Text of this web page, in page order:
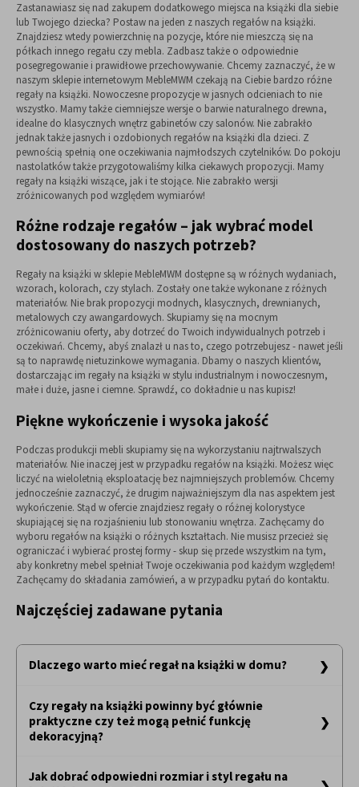
Zastanawiasz się nad zakupem dodatkowego miejsca na książki dla siebie
lub Twojego dziecka? Postaw na jeden z naszych regałów na książki.
Znajdziesz wtedy powierzchnię na pozycje, które nie mieszczą się na
półkach innego regału czy mebla. Zadbasz także o odpowiednie
posegregowanie i prawidłowe przechowywanie. Chcemy zaznaczyć, że w
naszym sklepie internetowym MebleMWM czekają na Ciebie bardzo różne
regały na książki. Nowoczesne propozycje w jasnych odcieniach to nie
wszystko. Mamy także ciemniejsze wersje o barwie naturalnego drewna,
idealne do klasycznych wnętrz gabinetów czy salonów. Nie zabrakło
jednak także jasnych i ozdobionych regałów na książki dla dzieci. Z
pewnością spełnią one oczekiwania najmłodszych czytelników. Do pokoju
nastolatków także przygotowaliśmy kilka ciekawych propozycji. Mamy
regały na książki wiszące, jak i te stojące. Nie zabrakło wersji
zróżnicowanych pod względem wymiarów!
Różne rodzaje regałów – jak wybrać model
dostosowany do naszych potrzeb?
Regały na książki w sklepie MebleMWM dostępne są w różnych wydaniach,
wzorach, kolorach, czy stylach. Zostały one także wykonane z różnych
materiałów. Nie brak propozycji modnych, klasycznych, drewnianych,
metalowych czy awangardowych. Skupiamy się na mocnym
zróżnicowaniu oferty, aby dotrzeć do Twoich indywidualnych potrzeb i
oczekiwań. Chcemy, abyś znalazł u nas to, czego potrzebujesz - nawet jeśli
są to naprawdę nietuzinkowe wymagania. Dbamy o naszych klientów,
dostarczając im regały na książki w stylu industrialnym i nowoczesnym,
małe i duże, jasne i ciemne. Sprawdź, co dokładnie u nas kupisz!
Piękne wykończenie i wysoka jakość
Podczas produkcji mebli skupiamy się na wykorzystaniu najtrwalszych
materiałów. Nie inaczej jest w przypadku regałów na książki. Możesz więc
liczyć na wieloletnią eksploatację bez najmniejszych problemów. Chcemy
jednocześnie zaznaczyć, że drugim najważniejszym dla nas aspektem jest
wykończenie. Stąd w ofercie znajdziesz regały o różnej kolorystyce
skupiającej się na rozjaśnieniu lub stonowaniu wnętrza. Zachęcamy do
wyboru regałów na książki o różnych kształtach. Nie musisz przecież się
ograniczać i wybierać prostej formy - skup się przede wszystkim na tym,
aby konkretny mebel spełniał Twoje oczekiwania pod każdym względem!
Zachęcamy do składania zamówień, a w przypadku pytań do kontaktu.
Najczęściej zadawane pytania
Dlaczego warto mieć regał na książki w domu?
sobie porządek i organizację. Dzięki niemu, wszystkie nasze ulubione
tytuły znajdują się w jednym miejscu, co znacznie ułatwia ich
wyszukiwanie. Regał na książki jest nie tylko funkcjonalny, ale także
rozwiązanie dla osób ceniących sobie czytelnictwo - wszystkie
Czy regały na książki powinny być głównie
praktyczne czy też mogą pełnić funkcję
dekoracyjną?
przechowywania literatury, ale również element dekoracyjny, który
Jak dobrać odpowiedni rozmiar i styl regału na